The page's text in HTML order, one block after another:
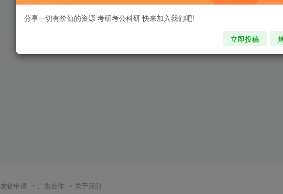
友链申请 广告合作 关于我们
分享一切有价值的资源 考研考公科研 快来加入我们吧!
立即投稿